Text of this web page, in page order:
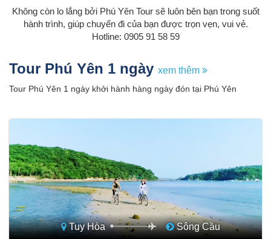
Không còn lo lắng bởi Phú Yên Tour sẽ luôn bên bạn trong suốt
hành trình, giúp chuyến đi của bạn được trọn vẹn, vui vẻ.
Hotline: 0905 91 58 59
Tour Phú Yên 1 ngày xem thêm
Tour Phú Yên 1 ngày khởi hành hàng ngày đón tại Phú Yên
Tuy Hòa Sông Cầu